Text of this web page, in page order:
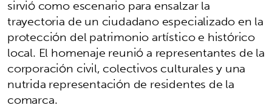
sirvió como escenario para ensalzar la
trayectoria de un ciudadano especializado en la
protección del patrimonio artístico e histórico
local. El homenaje reunió a representantes de la
corporación civil, colectivos culturales y una
nutrida representación de residentes de la
comarca.